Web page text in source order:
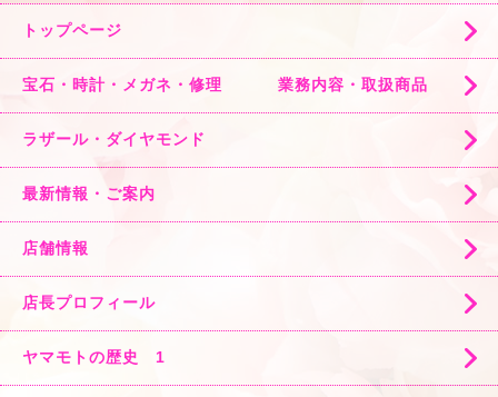
トップページ
宝石・時計・メガネ・修理 業務内容・取扱商品
ラザール・ダイヤモンド
最新情報・ご案内
店舗情報
店長プロフィール
ヤマモトの歴史 1